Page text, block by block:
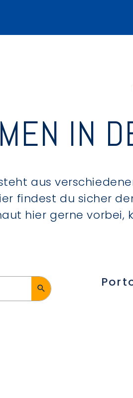
IN
aus
findest du sicher
hier gerne vorbei,